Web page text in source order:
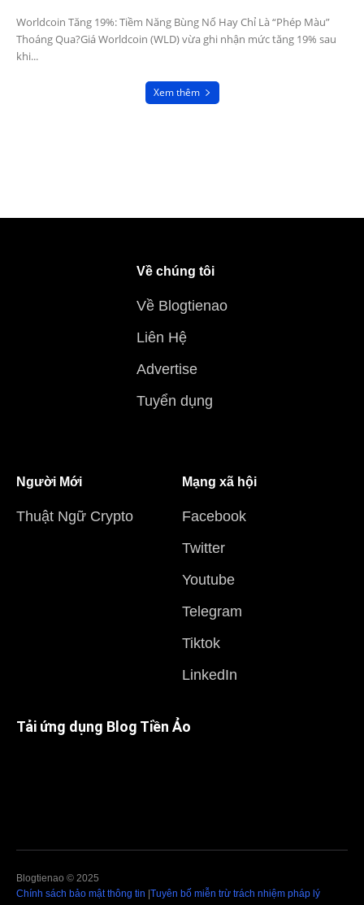
Worldcoin Tăng 19%: Tiềm Năng Bùng Nổ Hay Chỉ Là “Phép Màu”
Thoáng Qua?Giá Worldcoin (WLD) vừa ghi nhận mức tăng 19% sau
khi...
Xem thêm
Về chúng tôi
Về Blogtienao
Liên Hệ
Advertise
Tuyển dụng
Người Mới
Thuật Ngữ Crypto
Mạng xã hội
Facebook
Twitter
Youtube
Telegram
Tiktok
LinkedIn
Tải ứng dụng Blog Tiền Ảo
Blogtienao © 2025
Chính sách bảo mật thông tin |Tuyên bố miễn trừ trách nhiệm pháp lý